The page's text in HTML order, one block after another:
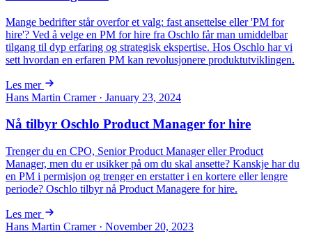
Mange bedrifter står overfor et valg: fast ansettelse eller 'PM for
hire'? Ved å velge en PM for hire fra Oschlo får man umiddelbar
tilgang til dyp erfaring og strategisk ekspertise. Hos Oschlo har vi
sett hvordan en erfaren PM kan revolusjonere produktutviklingen.
Les mer
Hans Martin Cramer · January 23, 2024
Nå tilbyr Oschlo Product Manager for hire
Trenger du en CPO, Senior Product Manager eller Product
Manager, men du er usikker på om du skal ansette? Kanskje har du
en PM i permisjon og trenger en erstatter i en kortere eller lengre
periode? Oschlo tilbyr nå Product Managere for hire.
Les mer
Hans Martin Cramer · November 20, 2023